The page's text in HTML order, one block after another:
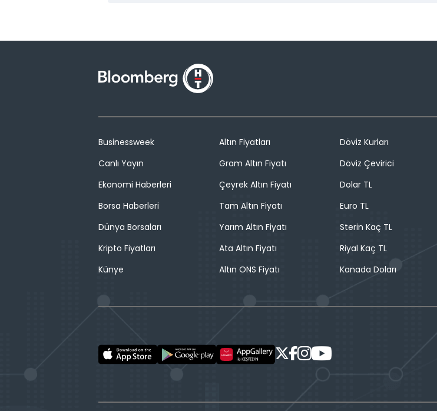
Businessweek
Canlı Yayın
Ekonomi Haberleri
Borsa Haberleri
Dünya Borsaları
Kripto Fiyatları
Künye
Altın Fiyatları
Gram Altın Fiyatı
Çeyrek Altın Fiyatı
Tam Altın Fiyatı
Yarım Altın Fiyatı
Ata Altın Fiyatı
Altın ONS Fiyatı
Döviz Kurları
Döviz Çevirici
Dolar TL
Euro TL
Sterin Kaç TL
Riyal Kaç TL
Kanada Doları